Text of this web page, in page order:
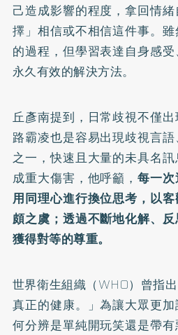
己造成影響的程度，拿回情
擇」相信或不相信這件事。
的過程，但學習表達自身感
永久有效的解決方法。
丘彥南提到，日常歧視不僅
路霸凌也是容易出現歧視言
之一，快速且大量的未具名
成重大傷害，他呼籲，每一
用同理心進行換位思考，以
頗之虞；透過不斷地化解、
獲得對等的尊重。
世界衛生組織（WHO）曾指
真正的健康。」為讓大眾更
何分辨是單純開玩笑還是帶